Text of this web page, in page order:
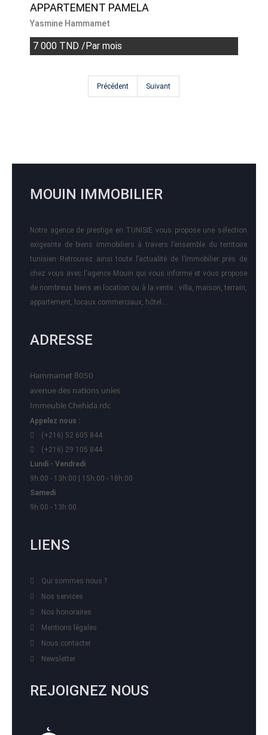
APPARTEMENT PAMELA
Yasmine Hammamet
7 000 TND /Par mois
Précédent Suivant
MOUIN IMMOBILIER
Notre agence de prestige en TUNISIE vous propose une sélection
exigeante de biens immobiliers à travers l’ensemble du territoire
tunisien Retrouvez ainsi toute l’actualité de l’immobilier près de
chez vous avec l'agence Mouin qui vous informe et vous propose
de nombreux biens en location ou à la vente : villa, maison, terrain,
appartement, locaux commerciaux, hôtel….
ADRESSE
Hammamet 8050
avenue des nations unies
Immeuble Chehida rdc
Appelez nous :
(+216) 52 605 844
(+216) 29 105 844
Lundi - Vendredi
9h:00 - 13h:00 | 15h:00 - 18h:00
Samedi
9h:00 - 13h:00
LIENS
Qui sommes nous ?
Nos services
Nos honoraires
Mentions légales
Nous contacter
Newsletter
REJOIGNEZ NOUS